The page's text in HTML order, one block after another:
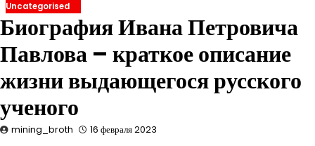
Uncategorised
Биография Ивана Петровича
Павлова – краткое описание
жизни выдающегося русского
ученого
mining_broth 16 февраля 2023